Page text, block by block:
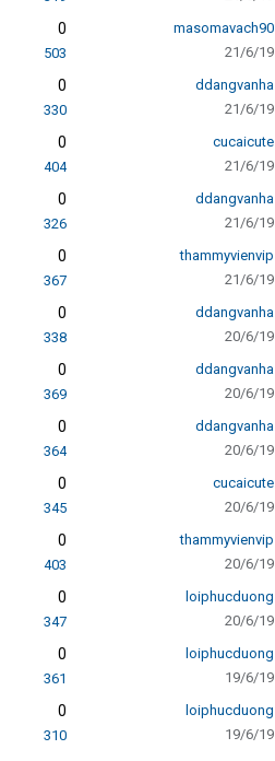
0
503
masomavach90
21/6/19
0
330
ddangvanha
21/6/19
0
404
cucaicute
21/6/19
0
326
ddangvanha
21/6/19
0
367
thammyvienvip
21/6/19
0
338
ddangvanha
20/6/19
0
369
ddangvanha
20/6/19
0
364
ddangvanha
20/6/19
0
345
cucaicute
20/6/19
0
403
thammyvienvip
20/6/19
0
347
loiphucduong
20/6/19
0
361
loiphucduong
19/6/19
0
310
loiphucduong
19/6/19